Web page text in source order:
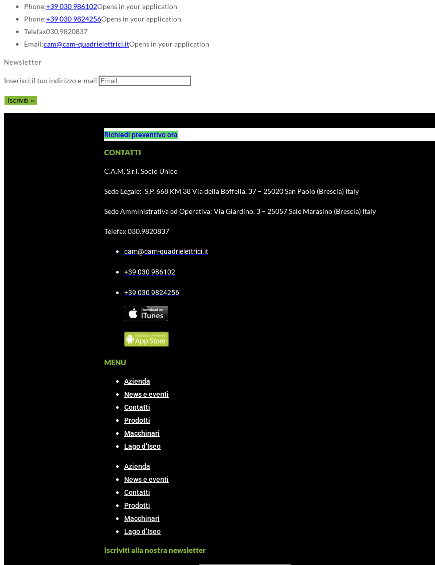
Phone:+39 030 986102Opens in your application
Phone:+39 030 9824256Opens in your application
Telefax030.9820837
Email:cam@cam-quadrielettrici.itOpens in your application
Newsletter
Inserisci il tuo indirizzo e-mail
Richiedi preventivo ora
CONTATTI
C.A.M. S.r.l. Socio Unico
Sede Legale: S.P. 668 KM 38 Via della Boffella, 37 – 25020 San Paolo (Brescia) Italy
Sede Amministrativa ed Operativa: Via Giardino, 3 – 25057 Sale Marasino (Brescia) Italy
Telefax 030.9820837
cam@cam-quadrielettrici.it
+39 030 986102
+39 030 9824256
MENU
Azienda
News e eventi
Contatti
Prodotti
Macchinari
Lago d’Iseo
Azienda
News e eventi
Contatti
Prodotti
Macchinari
Lago d’Iseo
Iscriviti alla nostra newsletter